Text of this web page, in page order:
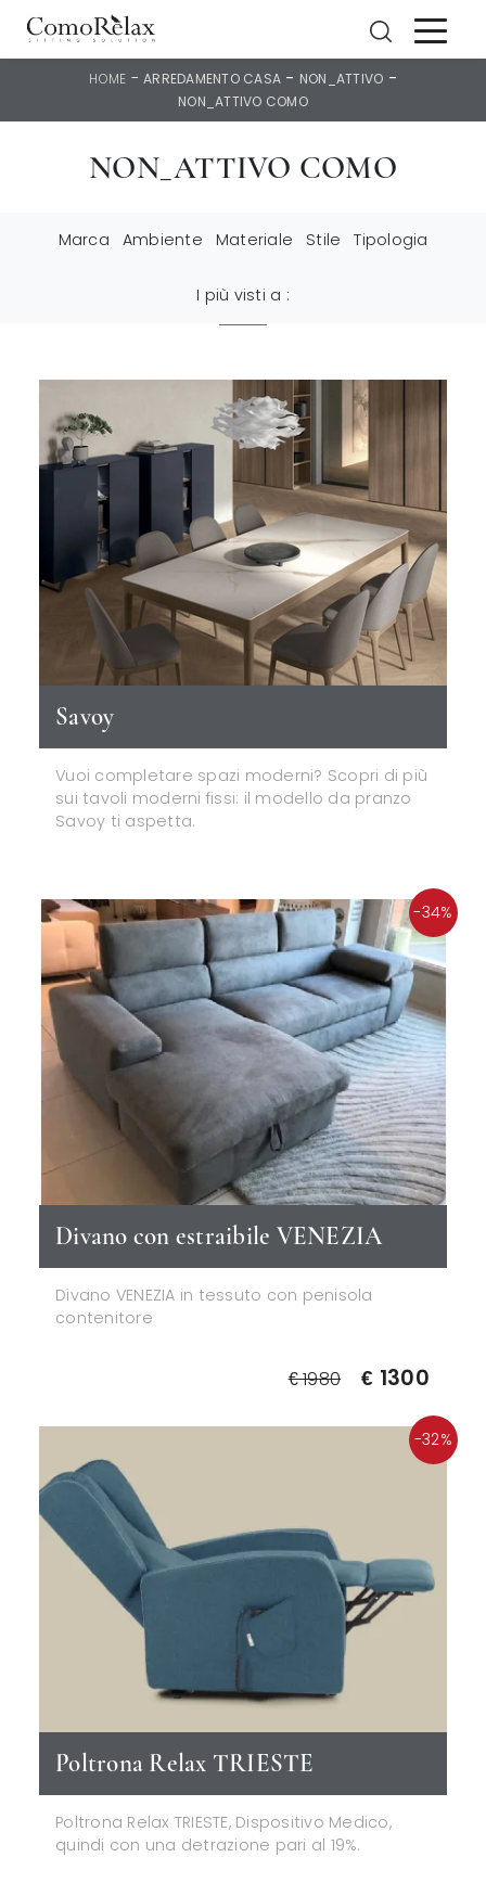
HOME - ARREDAMENTO CASA - NON_ATTIVO -
NON_ATTIVO COMO
NON_ATTIVO COMO
Marca Ambiente Materiale Stile Tipologia
I più visti a :
Savoy
Vuoi completare spazi moderni? Scopri di più
sui tavoli moderni fissi: il modello da pranzo
Savoy ti aspetta.
Divano con estraibile VENEZIA
Divano VENEZIA in tessuto con penisola
contenitore
-34%
€ 1980 € 1300
Poltrona Relax TRIESTE
Poltrona Relax TRIESTE, Dispositivo Medico,
quindi con una detrazione pari al 19%.
-32%